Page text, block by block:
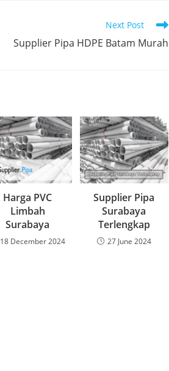
Next Post
Supplier Pipa HDPE Batam Murah
Harga PVC
Limbah
Surabaya
18 December 2024
Supplier Pipa
Surabaya
Terlengkap
27 June 2024